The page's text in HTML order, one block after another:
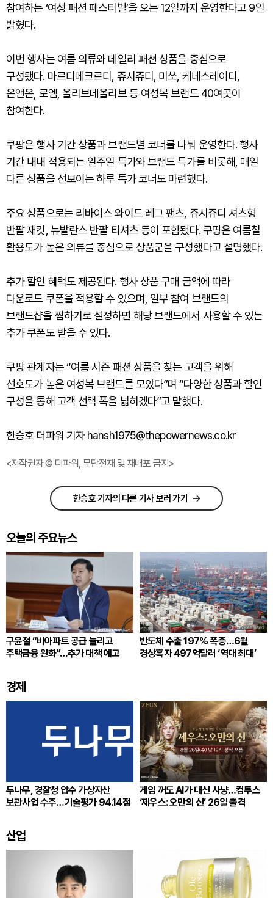
참여하는 ‘여성 패션 페스티벌’을 오는 12일까지 운영한다고 9일
밝혔다.
이번 행사는 여름 의류와 데일리 패션 상품을 중심으로
구성됐다. 마르디메크르디, 쥬시쥬디, 미쏘, 케네스레이디,
온앤온, 로엠, 올리브데올리브 등 여성복 브랜드 40여곳이
참여한다.
쿠팡은 행사 기간 상품과 브랜드별 코너를 나눠 운영한다. 행사
기간 내내 적용되는 일주일 특가와 브랜드 특가를 비롯해, 매일
다른 상품을 선보이는 하루 특가 코너도 마련했다.
주요 상품으로는 리바이스 와이드 레그 팬츠, 쥬시쥬디 셔츠형
반팔 재킷, 뉴발란스 반팔 티셔츠 등이 포함됐다. 쿠팡은 여름철
활용도가 높은 의류를 중심으로 상품군을 구성했다고 설명했다.
추가 할인 혜택도 제공된다. 행사 상품 구매 금액에 따라
다운로드 쿠폰을 적용할 수 있으며, 일부 참여 브랜드의
브랜드샵을 찜하기로 설정하면 해당 브랜드에서 사용할 수 있는
추가 쿠폰도 받을 수 있다.
쿠팡 관계자는 “여름 시즌 패션 상품을 찾는 고객을 위해
선호도가 높은 여성복 브랜드를 모았다”며 “다양한 상품과 할인
구성을 통해 고객 선택 폭을 넓히겠다”고 말했다.
한승호 더파워 기자 hansh1975@thepowernews.co.kr
<저작권자 © 더파워, 무단전재 및 재배포 금지>
한승호 기자의 다른 기사 보러 가기
오늘의 주요뉴스
구윤철 “비아파트 공급 늘리고
주택금융 완화”…추가 대책 예고
반도체 수출 197% 폭증…6월
경상흑자 497억달러 ‘역대 최대’
경제
두나무, 경찰청 압수 가상자산
보관사업 수주…기술평가 94.14점
게임 꺼도 AI가 대신 사냥…컴투스
‘제우스: 오만의 신’ 26일 출격
산업